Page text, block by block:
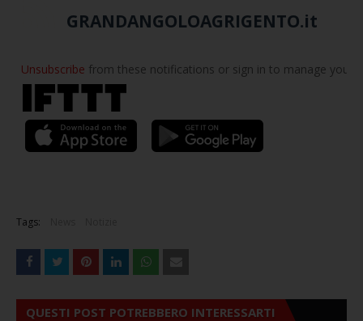
GRANDANGOLOAGRIGENTO.it
Unsubscribe from these notifications or sign in to manage your
Tags:
QUESTI POST POTREBBERO INTERESSARTI